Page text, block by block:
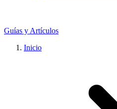
Guías y Artículos
Inicio